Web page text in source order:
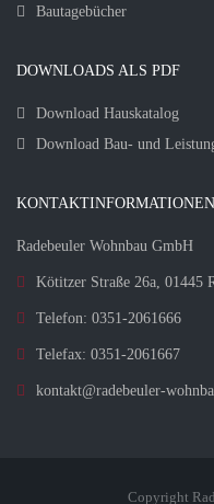
Bautagebücher
DOWNLOADS ALS PDF
Download Hauskatalog
Download Bau- und
KONTAKTINFORMATIONEN
Radebeuler Wohnbau GmbH
Kötitzer Straße 26a, 01445
Telefon: 0351-2061666
Telefax: 0351-2061667
kontakt@radebeuler-
Copyright